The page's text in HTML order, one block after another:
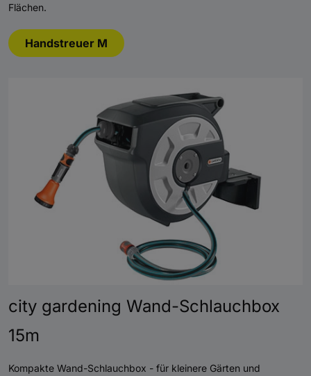
Flächen.
Handstreuer M
city gardening Wand-Schlauchbox
15m
Kompakte Wand-Schlauchbox - für kleinere Gärten und